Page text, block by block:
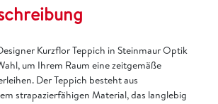
Kurzflor Teppich in Steinmaur Optik
um Ihrem Raum eine zeitgemäße
Der Teppich besteht aus
strapazierfähigen Material, das langlebig